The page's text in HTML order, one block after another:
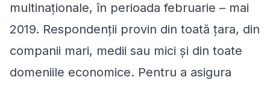
multinaționale, în perioada februarie – mai
2019. Respondenții provin din toată țara, din
companii mari, medii sau mici și din toate
domeniile economice. Pentru a asigura